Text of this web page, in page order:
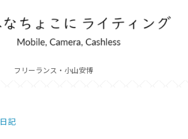
フリーランス・小山安博
日記